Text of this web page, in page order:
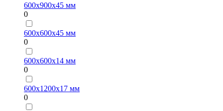
600х900х45 мм
0
600х600х45 мм
0
600х600х14 мм
0
600х1200х17 мм
0